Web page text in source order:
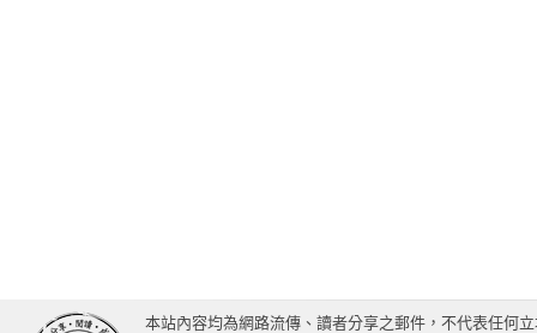
本站內容均為網路流傳、讀者分享之郵件，不代表任何